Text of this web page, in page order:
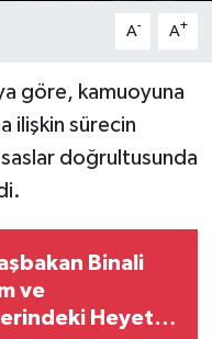
A- A+
göre, kamuoyuna
ilişkin sürecin
doğrultusunda
Binali
ve
Heyet